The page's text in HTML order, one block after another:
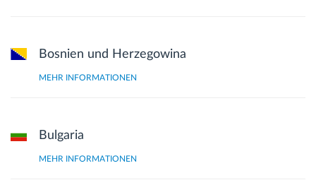
Automatic driver identification
Bosnien und Herzegowina
MEHR INFORMATIONEN
Bulgaria
MEHR INFORMATIONEN